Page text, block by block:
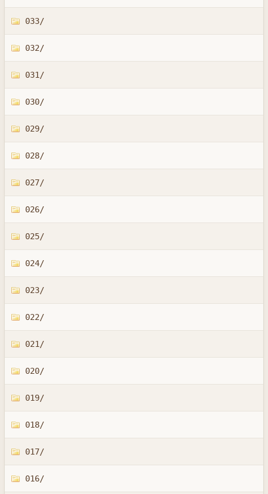
033/
032/
031/
030/
029/
028/
027/
026/
025/
024/
023/
022/
021/
020/
019/
018/
017/
016/